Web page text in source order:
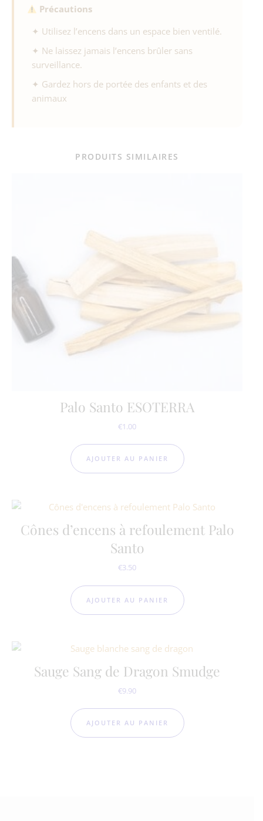
Précautions
✦ Utilisez l’encens dans un espace bien ventilé.
✦ Ne laissez jamais l’encens brûler sans
surveillance.
✦ Gardez hors de portée des enfants et des
animaux
PRODUITS SIMILAIRES
Palo Santo ESOTERRA
€1.00
AJOUTER AU PANIER
Cônes d’encens à refoulement Palo
Santo
€3.50
AJOUTER AU PANIER
Sauge Sang de Dragon Smudge
€9.90
AJOUTER AU PANIER